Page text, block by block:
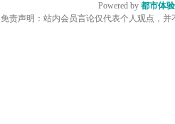
Powered by 都市体
免责声明：站内会员言论仅代表个人观点，